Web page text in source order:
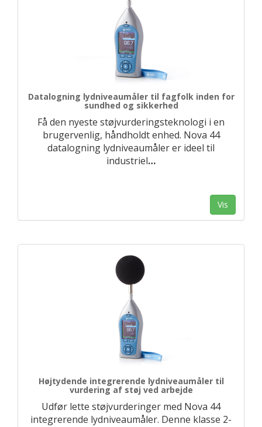
Datalogning lydniveaumåler til fagfolk inden for
sundhed og sikkerhed
Få den nyeste støjvurderingsteknologi i en
brugervenlig, håndholdt enhed. Nova 44
datalogning lydniveaumåler er ideel til
industriel…
Vis
Højtydende integrerende lydniveaumåler til
vurdering af støj ved arbejde
Udfør lette støjvurderinger med Nova 44
integrerende lydniveaumåler. Denne klasse 2-